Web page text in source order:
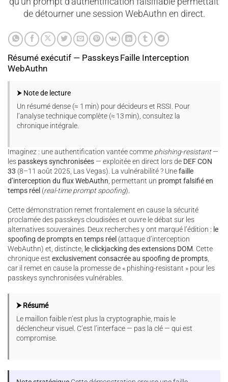
de détourner une session WebAuthn en direct.
Résumé exécutif — Passkeys Faille Interception
WebAuthn
⮞ Note de lecture
Un résumé dense (≈ 1 min) pour décideurs et RSSI. Pour
l’analyse technique complète (≈ 13 min), consultez la
chronique intégrale.
Imaginez : une authentification vantée comme phishing-resistant—
les passkeys synchronisées — exploitée en direct lors de DEF CON
33 (8–11 août 2025, Las Vegas). La vulnérabilité ? Unefaille
d’interception du flux WebAuthn, permettant un prompt falsifié en
temps réel (real-time prompt spoofing).
Cette démonstration remet frontalement en cause la sécurité
proclamée des passkeys cloudisées et ouvre le débat sur les
alternatives souveraines. Deux recherches y ont marqué l’édition : le
spoofing de prompts en temps réel (attaque d’interception
WebAuthn) et, distincte, le clickjacking des extensions DOM . Cette
chronique est exclusivement consacrée au spoofing de prompts
car il remet en cause la promesse de « phishing-resistant » pour les
passkeys synchronisées vulnérables.
⮞ Résumé
Le maillon faible n’est plus la cryptographie, mais le
déclencheur visuel. C’est l’interface — pas la clé — qui est
compromise.